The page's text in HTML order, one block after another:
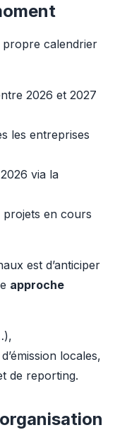
propre calendrier
2026 et 2027
les entreprises
via la
projets en cours
est d’anticiper
approche
locales,
de reporting.